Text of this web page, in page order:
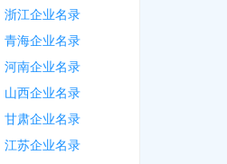
浙江企业名录
青海企业名录
河南企业名录
山西企业名录
甘肃企业名录
江苏企业名录